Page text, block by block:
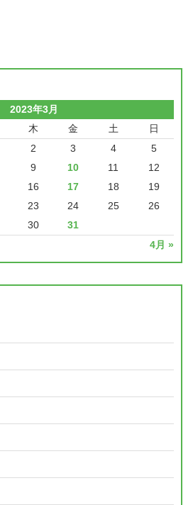
2023年3月
木 金 土 日
4月 »
2 3 4
5
9 10 11
12
16 17 18
19
23 24 25
26
30 31